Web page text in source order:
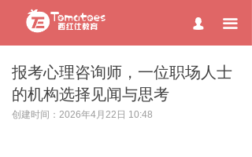
끀
넙
报考心理咨询师，一位职场人士
的机构选择见闻与思考
创建时间： 2026年4月22日 10:48